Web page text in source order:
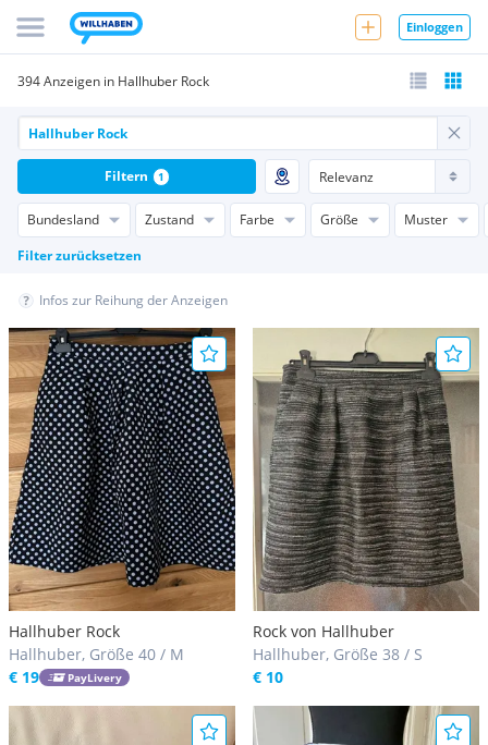
Einloggen
394 Anzeigen in Hallhuber Rock
Bundesland Zustand Farbe Größe
Muster
Filter zurücksetzen
Filtern 1
Infos zur Reihung der Anzeigen
Hallhuber Rock
Hallhuber, Größe 40 / M
€ 19
PayLivery
Rock von Hallhuber
Hallhuber, Größe 38 / S
€ 10